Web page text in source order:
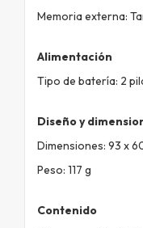
Memoria externa:
Alimentación
Tipo de batería: 2
Diseño y
Dimensiones: 93 x
Peso: 117 g
Contenido